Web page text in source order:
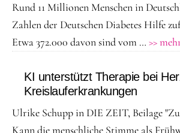
Rund 11 Millionen Menschen in
Zahlen der Deutschen Diabetes Hilfe
Etwa 372.000 davon sind vom … >>
KI unterstützt Therapie bei
Kreislauferkrankungen
Ulrike Schupp in DIE ZEIT, Beilage
Kann die menschliche Stimme als